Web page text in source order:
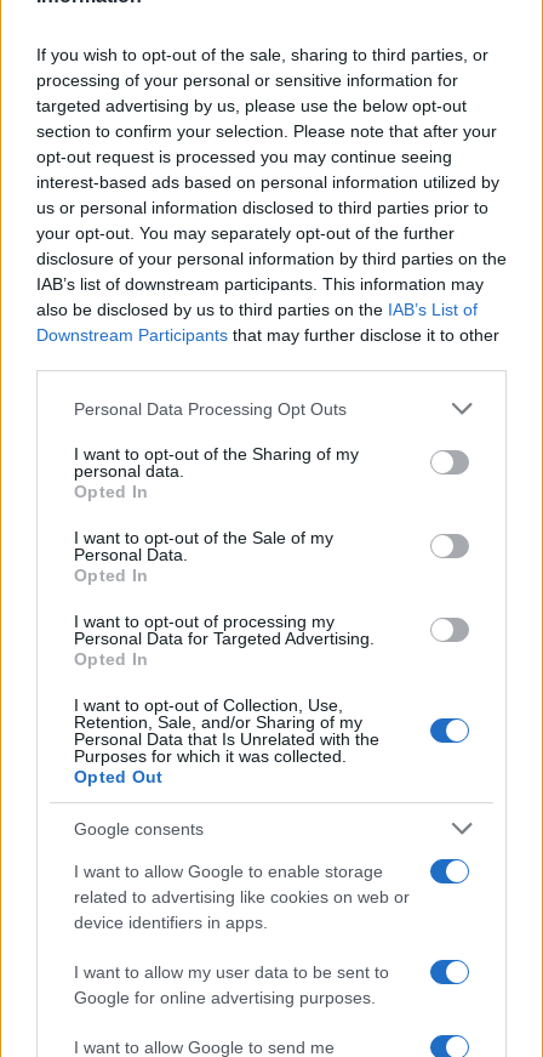
If you wish to opt-out of the sale, sharing to third parties, or
processing of your personal or sensitive information for
targeted advertising by us, please use the below opt-out
section to confirm your selection. Please note that after your
opt-out request is processed you may continue seeing
interest-based ads based on personal information utilized by
us or personal information disclosed to third parties prior to
your opt-out. You may separately opt-out of the further
disclosure of your personal information by third parties on the
IAB’s list of downstream participants. This information may
also be disclosed by us to third parties on the IAB’s List of
Downstream Participants that may further disclose it to other
Please note that this website/app uses one or more Google
not limited to your visit or usage behaviour. You may click to
grant or deny consent to Google and its third-party tags to
use your data for below specified purposes in below Google
consent section.
Personal Data Processing Opt Outs
I want to opt-out of the Sharing of my
personal data.
Opted In
I want to opt-out of the Sale of my
Personal Data.
Opted In
I want to opt-out of processing my
Personal Data for Targeted Advertising.
Opted In
I want to opt-out of Collection, Use,
Retention, Sale, and/or Sharing of my
Personal Data that Is Unrelated with the
Purposes for which it was collected.
Opted Out
Google consents
I want to allow Google to enable storage
related to advertising like cookies on web or
device identifiers in apps.
I want to allow my user data to be sent to
Google for online advertising purposes.
I want to allow Google to send me
Protocolos de seguridad ocular y
consejos para fotografiar eclipses solares
Un eclipse solar es un espectáculo natural que…
CIENCIA Y TECNOLOGÍA
Cómo elegir una carrera STEAM: perfiles
Descubre cómo elegir la mejor opción en STEAM:…
CIENCIA Y TECNOLOGÍA
Cómo se estructuran los planes de I+D y
su impacto en la sociedad